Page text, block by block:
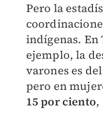
Pero la
indígenas. En
ejemplo, la
varones es
pero en
15 por ciento,